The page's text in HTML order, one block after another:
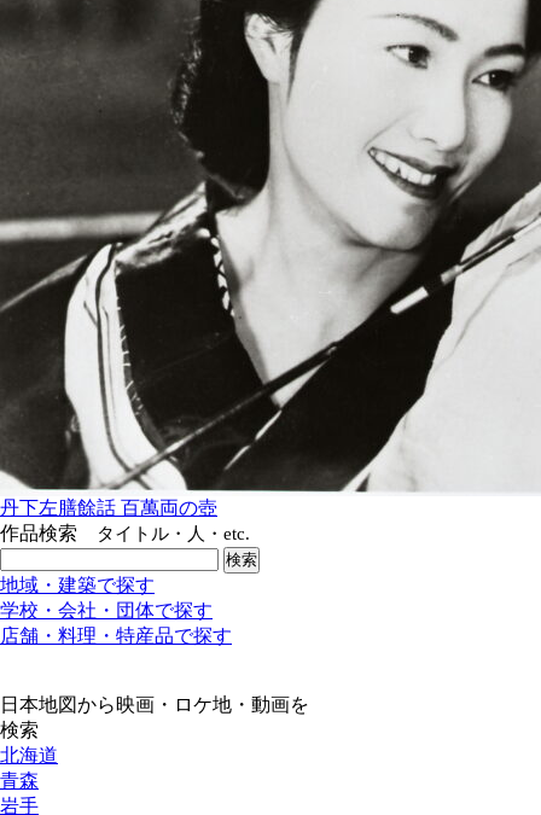
丹下左膳餘話 百萬両の壺
作品検索
タイトル・人・etc.
地域・建築で探す
学校・会社・団体で探す
店舗・料理・特産品で探す
日本地図から映画・ロケ地・動画を
検索
北海道
青森
岩手